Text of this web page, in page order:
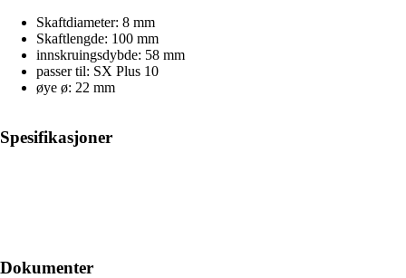
Skaftdiameter: 8 mm
Skaftlengde: 100 mm
innskruingsdybde: 58 mm
passer til: SX Plus 10
øye ø: 22 mm
Spesifikasjoner
Dokumenter